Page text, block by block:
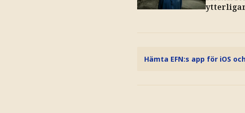
Hämta EFN:s app för iOS